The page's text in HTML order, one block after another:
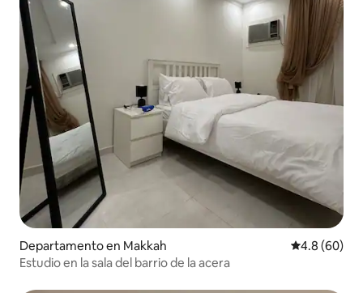
Departamento en Makkah Calificación
4.8 (60)
Estudio en la sala del barrio de la acera